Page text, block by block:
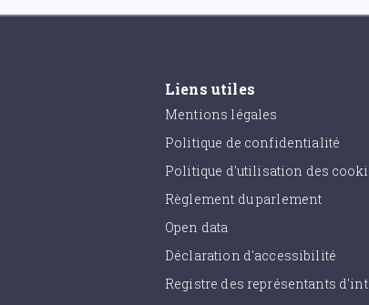
Liens utiles
Mentions légales
Politique de confidentialité
Politique d'utilisation des
Règlement du parlement
Open data
Déclaration d'accessibilité
Registre des représentants